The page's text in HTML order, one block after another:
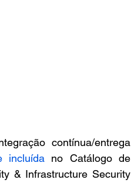
contínua/entrega
incluída no Catálogo de
& Infrastructure Security